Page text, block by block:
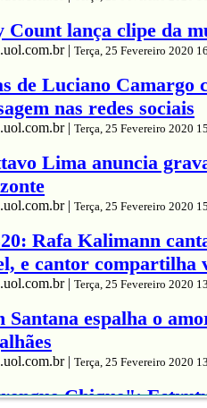
Count lança clipe da
| Terça, 25 Fevereiro 2020
de Luciano Camargo
nas redes sociais
| Terça, 25 Fevereiro 2020
Lima anuncia
| Terça, 25 Fevereiro 2020
Rafa Kalimann
e cantor compartilha
| Terça, 25 Fevereiro 2020
Santana espalha o
| Terça, 25 Fevereiro 2020
Chique":